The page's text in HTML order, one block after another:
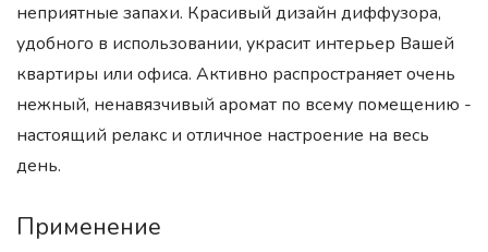
неприятные запахи. Красивый дизайн диффузора,
удобного в использовании, украсит интерьер Вашей
квартиры или офиса. Активно распространяет очень
нежный, ненавязчивый аромат по всему помещению -
настоящий релакс и отличное настроение на весь
день.
Применение